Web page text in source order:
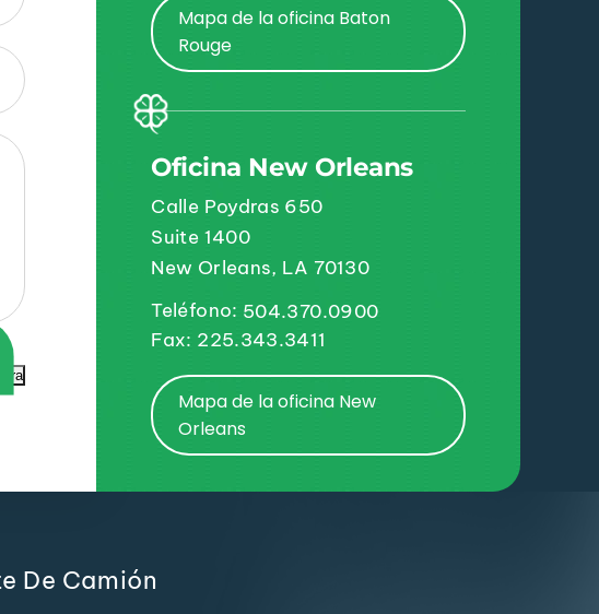
Mapa de la oficina Baton
Rouge
Oficina New Orleans
Calle Poydras 650
Suite 1400
New Orleans, LA 70130
Teléfono: 504.370.0900
Fax: 225.343.3411
Mapa de la oficina New
Orleans
De Camión